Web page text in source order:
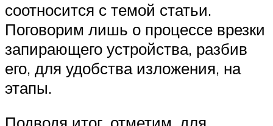
соотносится с темой статьи.
Поговорим лишь о процессе врезки
запирающего устройства, разбив
его, для удобства изложения, на
этапы.